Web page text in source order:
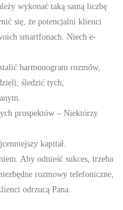
wykonać taką samą liczbę
się, że potencjalni klienci
smartfonach. Niech e-
harmonogram rozmów,
śledzić tych,
prospektów – Niektórzy
kapitał.
Aby odnieść sukces, trzeba
rozmowy telefoniczne,
odrzucą Pana.